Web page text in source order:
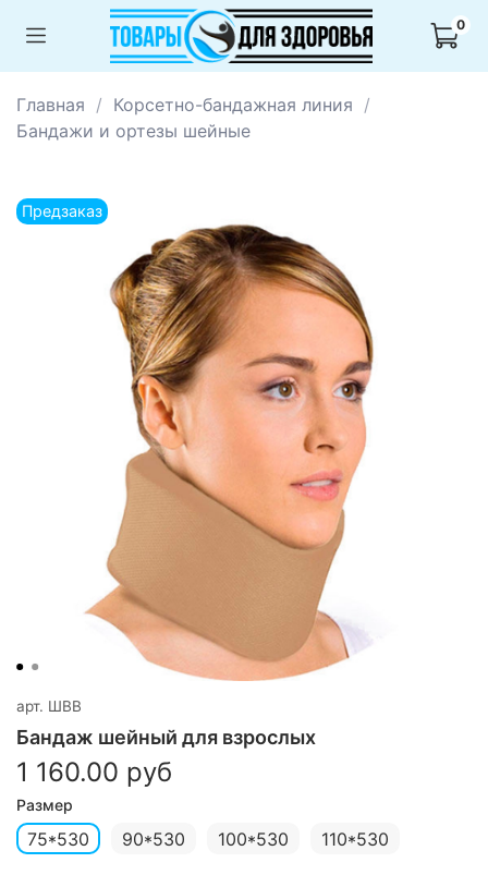
0
Главная
Корсетно-бандажная линия
Бандажи и ортезы шейные
Предзаказ
арт. ШВВ
Бандаж шейный для взрослых
1 160.00 руб
Размер
75*530 90*530 100*530 110*530